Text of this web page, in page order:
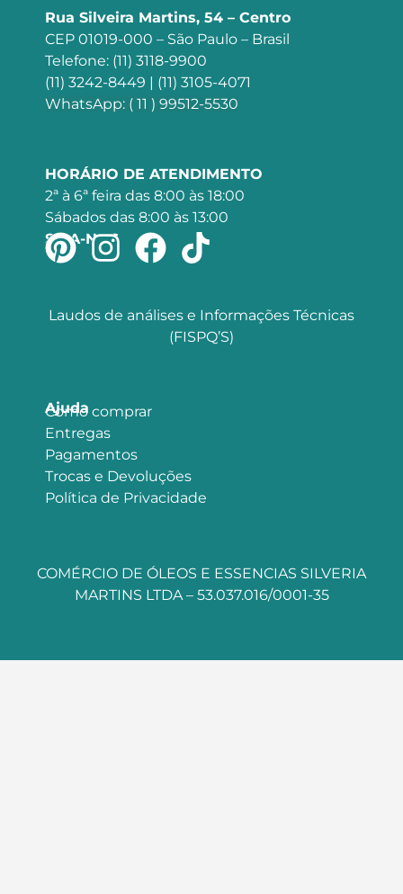
Rua Silveira Martins, 54 – Centro
CEP 01019-000 – São Paulo – Brasil
Telefone: (11) 3118-9900
(11) 3242-8449 | (11) 3105-4071
WhatsApp: ( 11 ) 99512-5530
HORÁRIO DE ATENDIMENTO
2ª à 6ª feira das 8:00 às 18:00
Sábados das 8:00 às 13:00
SIGA-NOS
Laudos de análises e Informações Técnicas
(FISPQ’S)
Ajuda
Como comprar
Entregas
Pagamentos
Trocas e Devoluções
Política de Privacidade
COMÉRCIO DE ÓLEOS E ESSENCIAS SILVERIA
MARTINS LTDA – 53.037.016/0001-35